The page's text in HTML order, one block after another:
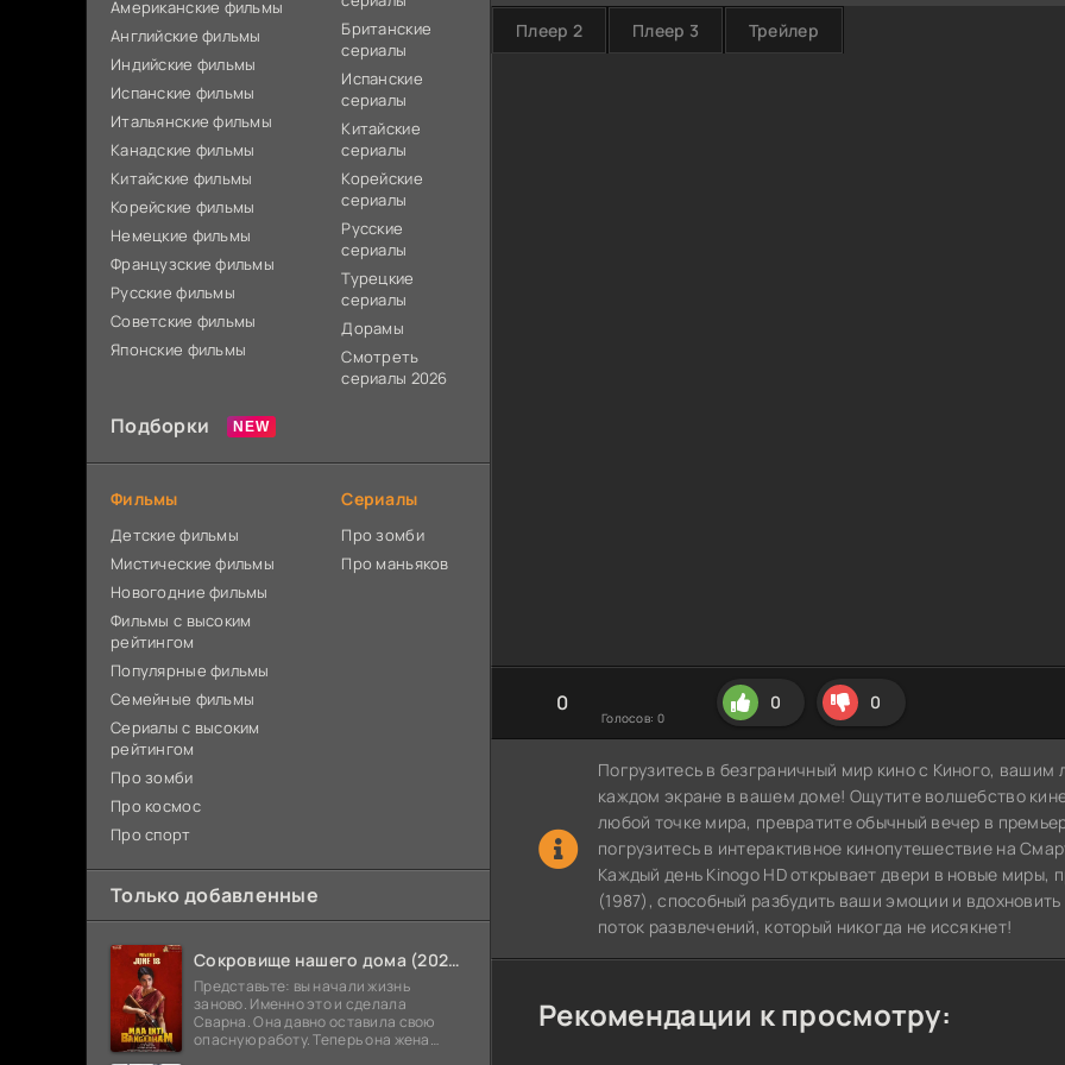
Плеер 2 Плеер 3 Трейлер
0
Голосов: 0
0 0
Погрузитесь в безграничный мир кино с Киного,
каждом экране в вашем доме! Ощутите волшебство
любой точке мира, превратите обычный вечер в
погрузитесь в интерактивное кинопутешествие на
Каждый день Kinogo HD открывает двери в новые
(1987), способный разбудить ваши эмоции и
поток развлечений, который никогда не иссякнет!
Рекомендации к просмотру:
Американские фильмы
Английские фильмы
Индийские фильмы
Испанские фильмы
Итальянские фильмы
Канадские фильмы
Китайские фильмы
Корейские фильмы
Немецкие фильмы
Французские фильмы
Русские фильмы
Советские фильмы
Японские фильмы
Британские
сериалы
Испанские
сериалы
Китайские
сериалы
Корейские
сериалы
Русские
сериалы
Турецкие
сериалы
Дорамы
Смотреть
сериалы 2026
Подборки
Фильмы
Детские фильмы
Мистические фильмы
Новогодние фильмы
Фильмы с высоким
рейтингом
Популярные фильмы
Семейные фильмы
Сериалы с высоким
рейтингом
Про зомби
Про космос
Про спорт
Сериалы
Про зомби
Про маньяков
Только добавленные
Сокровище нашего дома (2026)
Представьте: вы начали жизнь
заново. Именно это и сделала
Сварна. Она давно оставила свою
опасную работу. Теперь она жена